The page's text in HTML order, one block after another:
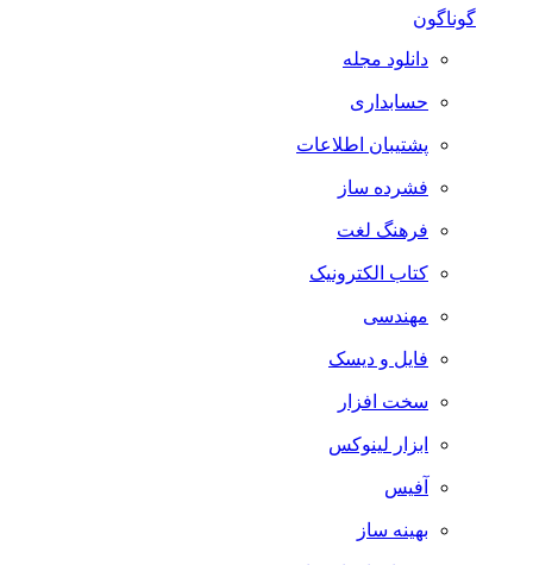
گوناگون
دانلود مجله
حسابداری
پشتیبان اطلاعات
فشرده ساز
فرهنگ لغت
کتاب الکترونیک
مهندسی
فایل و دیسک
سخت افزار
ابزار لینوکس
آفیس
بهینه ساز